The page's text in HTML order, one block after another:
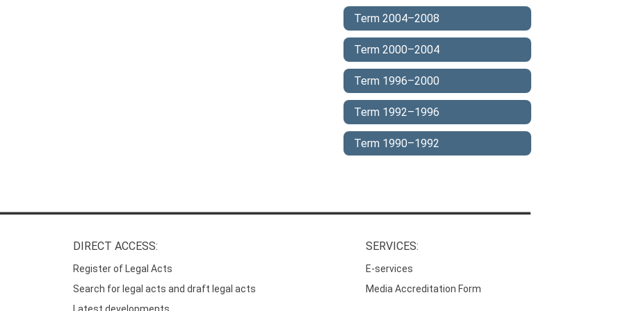
Term 2004–2008
Term 2000–2004
Term 1996–2000
Term 1992–1996
Term 1990–1992
DIRECT ACCESS:
Register of Legal Acts
Search for legal acts and draft legal acts
SERVICES:
E-services
Media Accreditation Form